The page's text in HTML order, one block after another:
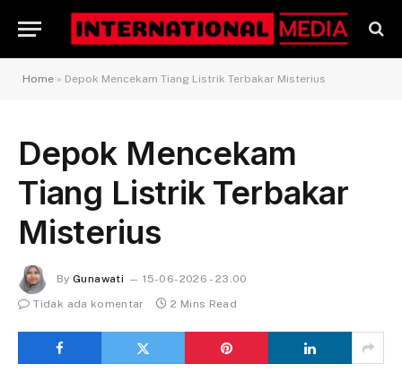
Home » Depok Mencekam Tiang Listrik Terbakar Misterius
Depok Mencekam
Tiang Listrik Terbakar
Misterius
By Gunawati
15-06-2026 - 23.00
Tidak ada komentar
2 Mins Read